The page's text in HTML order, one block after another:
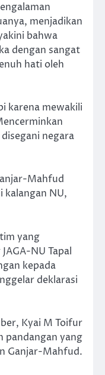
menjadikan
bahwa
dengan sangat
hati oleh
karena mewakili
negara
Mahfud
kalangan NU,
yang
NU Tapal
kepada
deklarasi
Kyai M Toifur
pandangan yang
Ganjar-Mahfud.